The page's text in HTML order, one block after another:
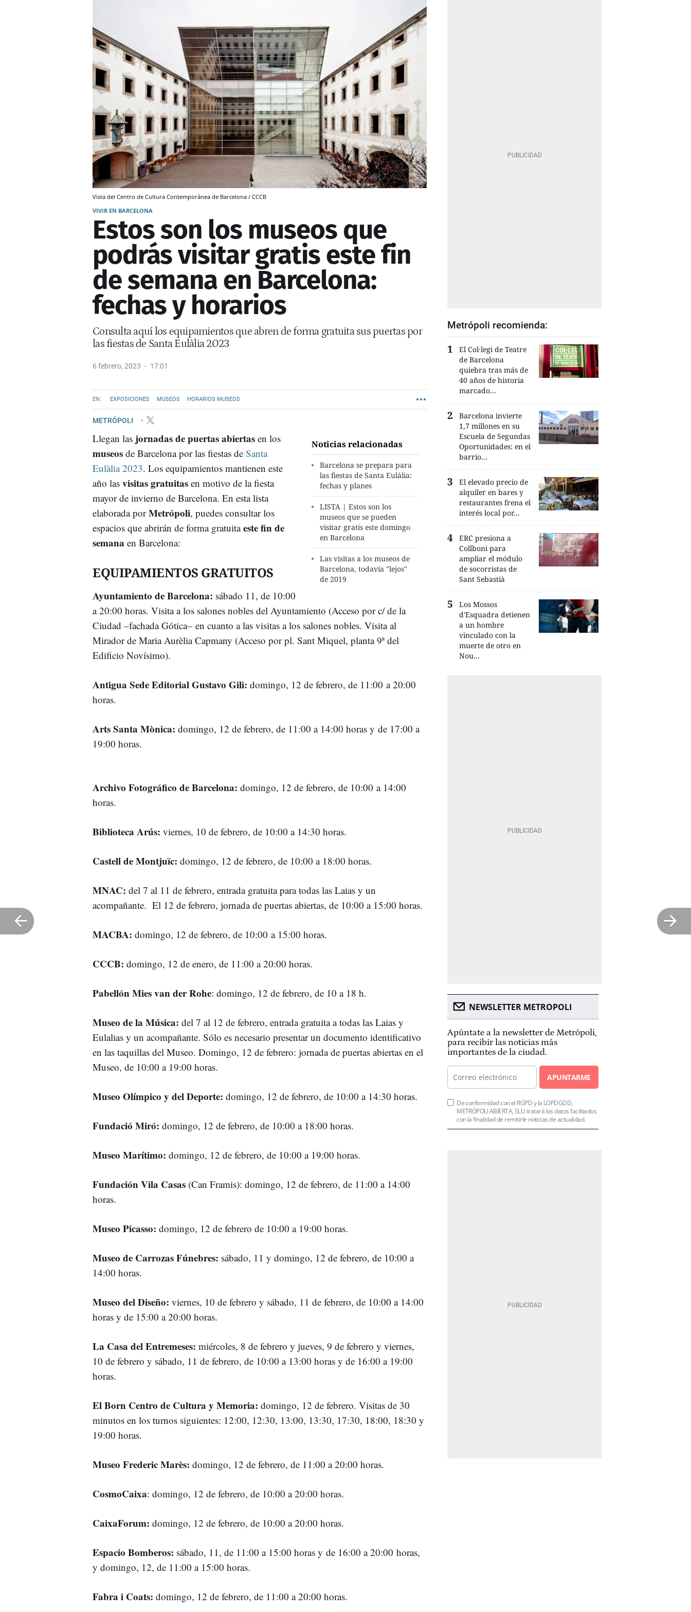
Vista del Centro de Cultura Contemporánea de Barcelona / CCCB
VIVIR EN BARCELONA
Estos son los museos que
podrás visitar gratis este fin
de semana en Barcelona:
fechas y horarios
Consulta aquí los equipamientos que abren de forma gratuita sus puertas por
las fiestas de Santa Eulàlia 2023
6 febrero, 2023 17:01
EXPOSICIONES MUSEOS HORARIOS MUSEOS
METRÓPOLI
Noticias relacionadas
Barcelona se prepara para
las fiestas de Santa Eulàlia:
fechas y planes
LISTA | Estos son los
museos que se pueden
visitar gratis este domingo
en Barcelona
Las visitas a los museos de
Barcelona, todavía "lejos"
de 2019
Llegan las jornadas de puertas abiertas en los
museos de Barcelona por las fiestas de Santa
Eulàlia 2023. Los equipamientos mantienen este
año las visitas gratuitas en motivo de la fiesta
mayor de invierno de Barcelona. En esta lista
elaborada porMetrópoli, puedes consultar los
espacios que abrirán de forma gratuitaeste fin de
semana en Barcelona:
EQUIPAMIENTOS GRATUITOS
Ayuntamiento de Barcelona: sábado 11, de 10:00
a 20:00 horas. Visita a los salones nobles del Ayuntamiento (Acceso por c/ de la
Ciudad –fachada Gótica– en cuanto a las visitas a los salones nobles. Visita al
Mirador de Maria Aurèlia Capmany (Acceso por pl. Sant Miquel, planta 9ª del
Edificio Novísimo).
Antigua Sede Editorial Gustavo Gili: domingo, 12 de febrero, de 11:00 a 20:00
horas.
Arts Santa Mònica: domingo, 12 de febrero, de 11:00 a 14:00 horas y de 17:00 a
19:00 horas.
Archivo Fotográfico de Barcelona: domingo, 12 de febrero, de 10:00 a 14:00
horas.
Biblioteca Arús: viernes, 10 de febrero, de 10:00 a 14:30 horas.
Castell de Montjuïc: domingo, 12 de febrero, de 10:00 a 18:00 horas.
MNAC: del 7 al 11 de febrero, entrada gratuita para todas las Laias y un
acompañante. El 12 de febrero, jornada de puertas abiertas, de 10:00 a 15:00 horas.
MACBA: domingo, 12 de febrero, de 10:00 a 15:00 horas.
CCCB: domingo, 12 de enero, de 11:00 a 20:00 horas.
Pabellón Mies van der Rohe: domingo, 12 de febrero, de 10 a 18 h.
Museo de la Música: del 7 al 12 de febrero, entrada gratuita a todas las Laias y
Eulalias y un acompañante. Sólo es necesario presentar un documento identificativo
en las taquillas del Museo. Domingo, 12 de febrero: jornada de puertas abiertas en el
Museo, de 10:00 a 19:00 horas.
Museo Olímpico y del Deporte: domingo, 12 de febrero, de 10:00 a 14:30 horas.
Fundació Miró: domingo, 12 de febrero, de 10:00 a 18:00 horas.
Museo Marítimo: domingo, 12 de febrero, de 10:00 a 19:00 horas.
Fundación Vila Casas (Can Framis): domingo, 12 de febrero, de 11:00 a 14:00
horas.
Museo Picasso: domingo, 12 de febrero de 10:00 a 19:00 horas.
Museo de Carrozas Fúnebres: sábado, 11 y domingo, 12 de febrero, de 10:00 a
14:00 horas.
Museo del Diseño: viernes, 10 de febrero y sábado, 11 de febrero, de 10:00 a 14:00
horas y de 15:00 a 20:00 horas.
La Casa del Entremeses: miércoles, 8 de febrero y jueves, 9 de febrero y viernes,
10 de febrero y sábado, 11 de febrero, de 10:00 a 13:00 horas y de 16:00 a 19:00
horas.
El Born Centro de Cultura y Memoria: domingo, 12 de febrero. Visitas de 30
minutos en los turnos siguientes: 12:00, 12:30, 13:00, 13:30, 17:30, 18:00, 18:30 y
19:00 horas.
Museo Frederic Marès: domingo, 12 de febrero, de 11:00 a 20:00 horas.
CosmoCaixa: domingo, 12 de febrero, de 10:00 a 20:00 horas.
CaixaForum: domingo, 12 de febrero, de 10:00 a 20:00 horas.
Espacio Bomberos: sábado, 11, de 11:00 a 15:00 horas y de 16:00 a 20:00 horas,
y domingo, 12, de 11:00 a 15:00 horas.
Fabra i Coats: domingo, 12 de febrero, de 11:00 a 20:00 horas.
Metrópoli recomienda:
El Col·legi de Teatre
de Barcelona
quiebra tras más de
40 años de historia
marcado...
Barcelona invierte
1,7 millones en su
Escuela de Segundas
Oportunidades: en el
barrio...
El elevado precio de
alquiler en bares y
restaurantes frena el
interés local por...
ERC presiona a
Collboni para
ampliar el módulo
de socorristas de
Sant Sebastià
Los Mossos
d'Esquadra detienen
a un hombre
vinculado con la
muerte de otro en
Nou...
NEWSLETTER METROPOLI
Apúntate a la newsletter de Metrópoli,
para recibir las noticias más
importantes de la ciudad.
APUNTARME
De conformidad con el RGPD y la LOPDGDD,
METRÓPOLI ABIERTA, SLU tratará los datos facilitados
con la finalidad de remitirle noticias de actualidad.